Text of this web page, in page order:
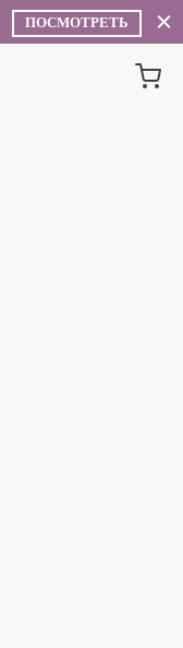
ПОСМОТРЕТЬ